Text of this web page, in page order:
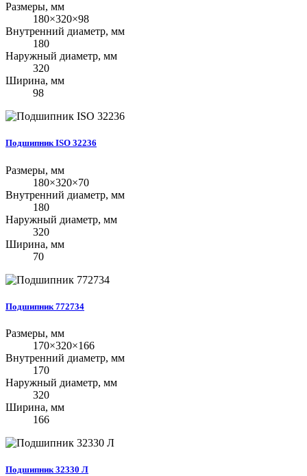
Размеры, мм
180×320×98
Внутренний диаметр, мм
180
Наружный диаметр, мм
320
Ширина, мм
98
Подшипник ISO 32236
Размеры, мм
180×320×70
Внутренний диаметр, мм
180
Наружный диаметр, мм
320
Ширина, мм
70
Подшипник 772734
Размеры, мм
170×320×166
Внутренний диаметр, мм
170
Наружный диаметр, мм
320
Ширина, мм
166
Подшипник 32330 Л